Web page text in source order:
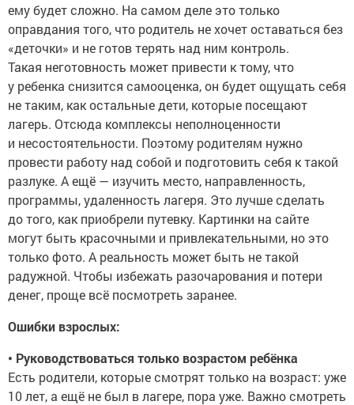
ему будет сложно. На самом деле это только
оправдания того, что родитель не хочет оставаться без
«деточки» и не готов терять над ним контроль.
Такая неготовность может привести к тому, что
у ребенка снизится самооценка, он будет ощущать себя
не таким, как остальные дети, которые посещают
лагерь. Отсюда комплексы неполноценности
и несостоятельности. Поэтому родителям нужно
провести работу над собой и подготовить себя к такой
разлуке. А ещё — изучить место, направленность,
программы, удаленность лагеря. Это лучше сделать
до того, как приобрели путевку. Картинки на сайте
могут быть красочными и привлекательными, но это
только фото. А реальность может быть не такой
радужной. Чтобы избежать разочарования и потери
денег, проще всё посмотреть заранее.
Ошибки взрослых:
• Руководствоваться только возрастом ребёнка
Есть родители, которые смотрят только на возраст: уже
10 лет, а ещё не был в лагере, пора уже. Важно смотреть